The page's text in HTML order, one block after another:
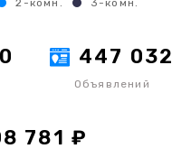
2-комн. 3-комн.
447 032
Объявлений
781 ₽